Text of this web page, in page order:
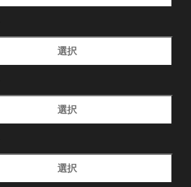
選択
選択
選択